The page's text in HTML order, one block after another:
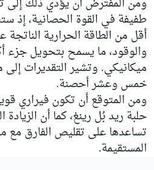
طفيفة في القوة الحصانية، إذ
أقل من الطاقة الحرارية
والوقود، ما يسمح بتحويل جزء
ميكانيكي. وتشير التقديرات
خمس وعشر أحصنة.
ومن المتوقع أن تكون فيراري
حلبة ريد بُل رينغ، كما أن
تساعدها على تقليص الفارق
المستقيمة.